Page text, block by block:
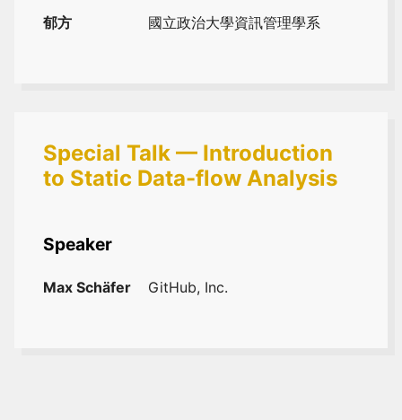
郁方 國立政治大學資訊管理學系
Special Talk — Introduction
to Static Data-flow Analysis
Speaker
Max Schäfer GitHub, Inc.